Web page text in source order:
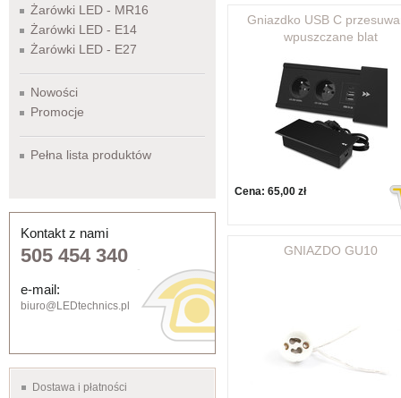
Żarówki LED - MR16
Żarówki LED - E14
Żarówki LED - E27
Nowości
Promocje
Pełna lista produktów
Kontakt z nami
505 454 340
e-mail:
biuro@LEDtechnics.pl
Dostawa i płatności
Gniazdko USB C
wpuszczane blat
Cena: 65,00 zł
GNIAZDO GU10